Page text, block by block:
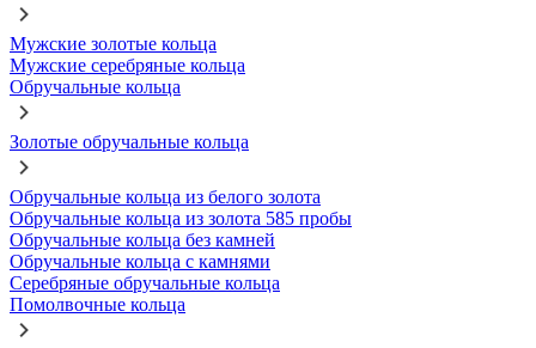
Мужские золотые кольца
Мужские серебряные кольца
Обручальные кольца
Золотые обручальные кольца
Обручальные кольца из белого золота
Обручальные кольца из золота 585 пробы
Обручальные кольца без камней
Обручальные кольца с камнями
Серебряные обручальные кольца
Помолвочные кольца